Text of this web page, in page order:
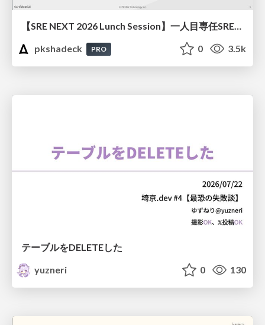
【SRE NEXT 2026 Lunch Session】一人目専任SREの立ち上げを加速する ― AIと進めたオンボーディングで2分を0.04秒にした話
pkshadeck
PRO 0 3.5k
テーブルをDELETEした
yuzneri
0 130